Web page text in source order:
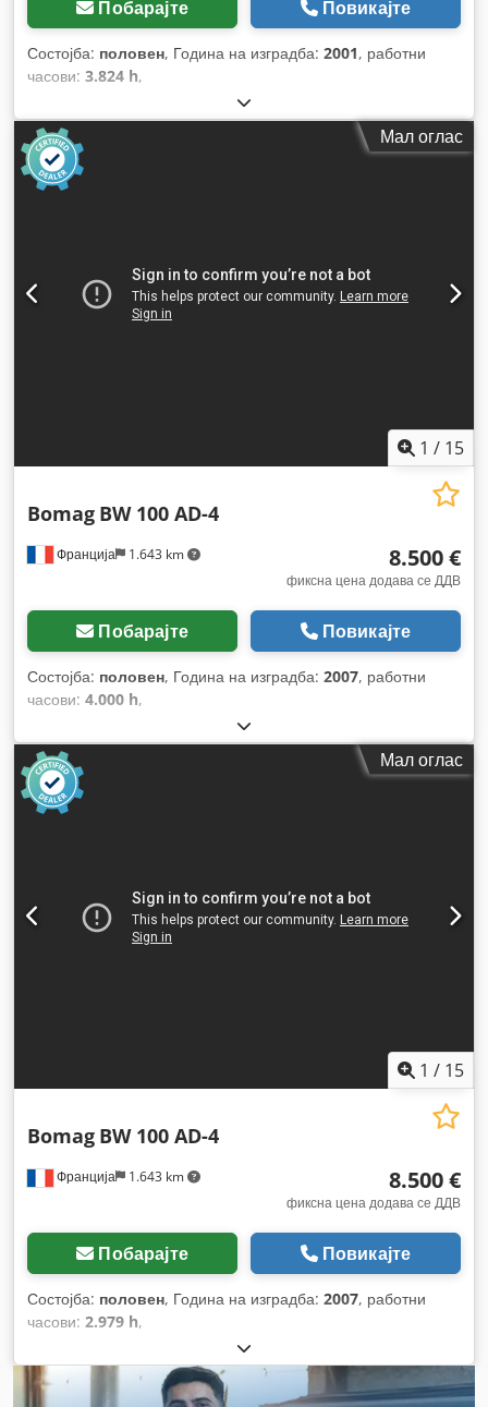
Побарајте Повикајте
Состојба: половен, Година на изградба: 2001, работни
часови: 3.824 h,
Мал оглас
1 / 15
Франција 1.643 km
Bomag BW 100 AD-4
8.500 €
фиксна цена додава се ДДВ
Побарајте Повикајте
Состојба: половен, Година на изградба: 2007, работни
часови: 4.000 h,
Мал оглас
1 / 15
Франција 1.643 km
Bomag BW 100 AD-4
8.500 €
фиксна цена додава се ДДВ
Побарајте Повикајте
Состојба: половен, Година на изградба: 2007, работни
часови: 2.979 h,